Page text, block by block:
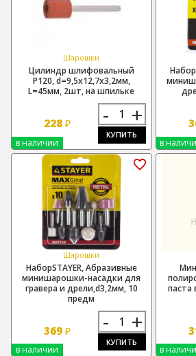
Шарошки
Цилиндр шлифовальный
Р120, d=9,5х12,7х3,2мм,
L=45мм, 2шт, на шпильке
228₽ - +
КУПИТЬ
в наличии в
Шарошки
НаборSTAYER, Абразивные
минишарошки-насадки для
гравера и дрели,d3,2мм, 10
предм
369₽ - +
КУПИТЬ
в наличии
паста
в